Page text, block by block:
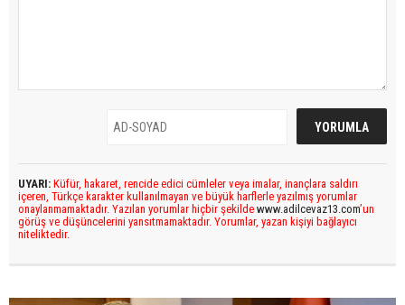
UYARI: Küfür, hakaret, rencide edici cümleler veya imalar, inançlara saldırı
içeren, Türkçe karakter kullanılmayan ve büyük harflerle yazılmış yorumlar
onaylanmamaktadır. Yazılan yorumlar hiçbir şekilde www.adilcevaz13.com’un
görüş ve düşüncelerini yansıtmamaktadır. Yorumlar, yazan kişiyi bağlayıcı
niteliktedir.